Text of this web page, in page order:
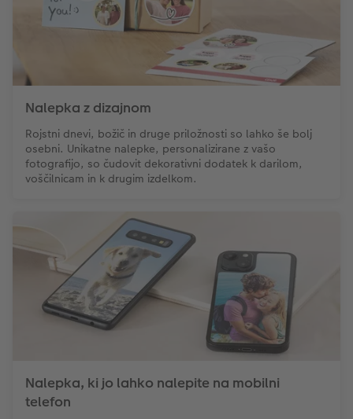
Nalepka z dizajnom
Rojstni dnevi, božič in druge priložnosti so lahko še bolj
osebni. Unikatne nalepke, personalizirane z vašo
fotografijo, so čudovit dekorativni dodatek k darilom,
voščilnicam in k drugim izdelkom.
Nalepka, ki jo lahko nalepite na mobilni
telefon